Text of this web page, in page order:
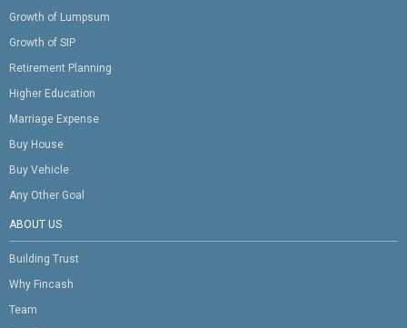
Growth of Lumpsum
Growth of SIP
Retirement Planning
Higher Education
Marriage Expense
Buy House
Buy Vehicle
Any Other Goal
ABOUT US
Building Trust
Why Fincash
Team